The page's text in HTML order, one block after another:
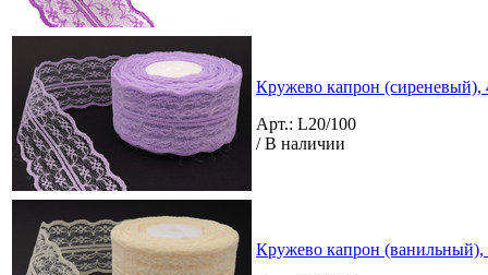
Кружево капрон
Арт.: L20/100
/ В наличии
Кружево капрон